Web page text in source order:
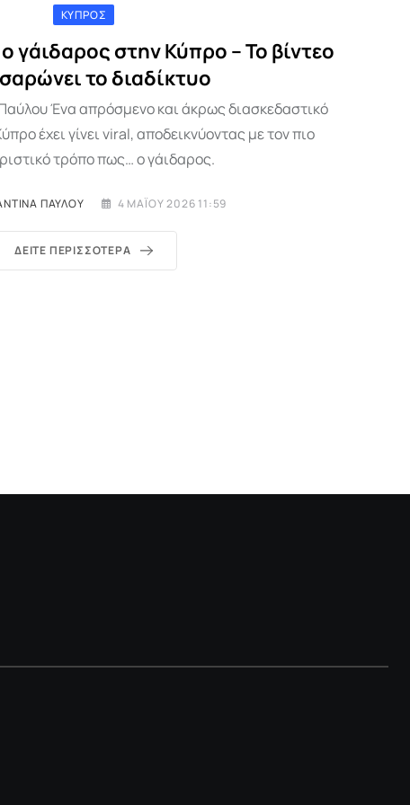
ΚΎΠΡΟΣ
γάιδαρος στην Κύπρο – Το βίντεο
το διαδίκτυο
Ένα απρόσμενο και άκρως διασκεδαστικό
έχει γίνει viral, αποδεικνύοντας με τον πιο
τρόπο πως… ο γάιδαρος.
ΠΑΎΛΟΥ 4 ΜΑΪ́ΟΥ 2026 11:59
ΔΕΊΤΕ ΠΕΡΙΣΣΌΤΕΡΑ